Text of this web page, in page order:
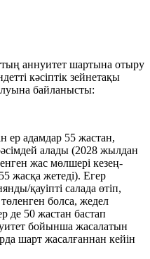
аннуитет шартына отыру
кәсіптік зейнетақы
байланысты:
ер адамдар 55 жастан,
алады (2028 жылдан
жас мөлшері кезең-
жасқа жетеді). Егер
қауіпті салада өтіп,
болса, жедел
де 50 жастан бастап
бойынша жасалатын
шарт жасалғаннан кейін